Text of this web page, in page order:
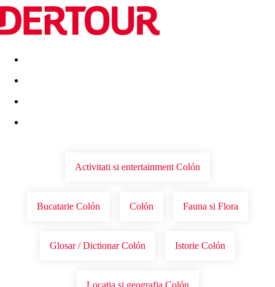
Destinatii Vacanta perfecta OFERTE DE NERATAT
Activitati si entertainment Colón
Bucatarie Colón Colón Fauna si Flora
Glosar / Dictionar Colón Istorie Colón
Locatia si geografia Colón